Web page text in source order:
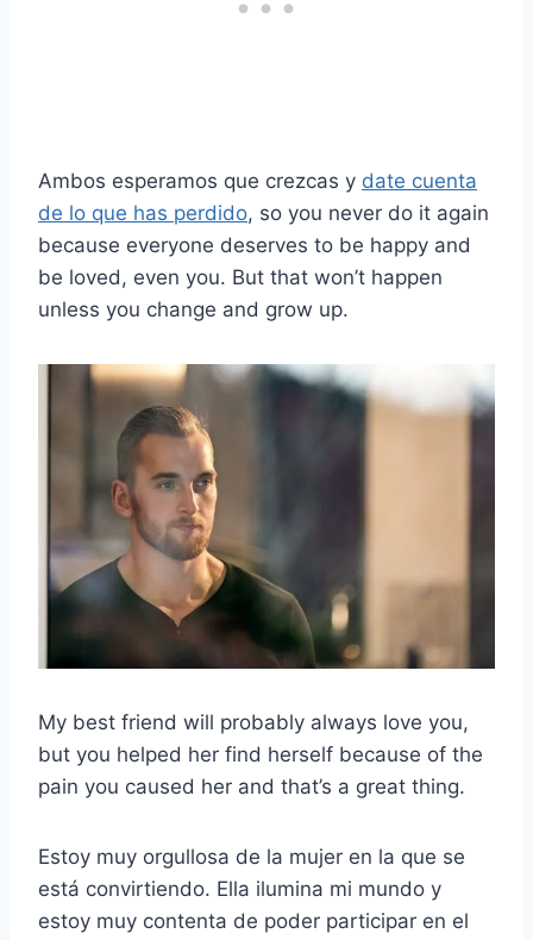
Ambos esperamos que crezcas y date cuenta
de lo que has perdido, so you never do it again
because everyone deserves to be happy and
be loved, even you. But that won’t happen
unless you change and grow up.
My best friend will probably always love you,
but you helped her find herself because of the
pain you caused her and that’s a great thing.
Estoy muy orgullosa de la mujer en la que se
está convirtiendo. Ella ilumina mi mundo y
estoy muy contenta de poder participar en el